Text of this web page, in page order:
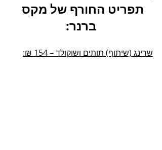
תפריט החורף של מקס
ברנר:
שרינג (שיתוף) תותים ושוקולד – 154 ₪: